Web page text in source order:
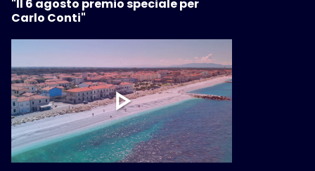
"Il 6 agosto premio speciale per
Carlo Conti"